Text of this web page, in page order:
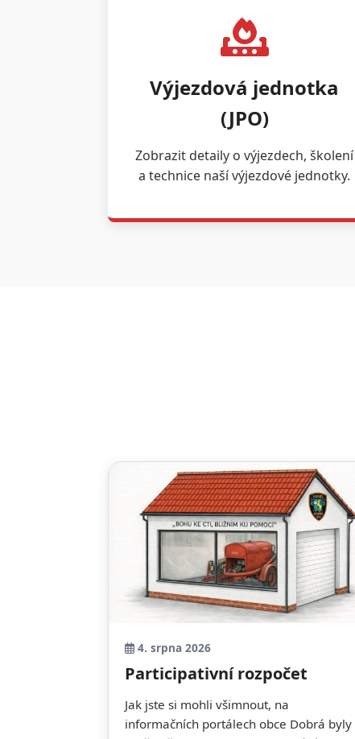
Výjezdová jednotka
(JPO)
Zobrazit detaily o výjezdech, školení
a technice naší výjezdové jednotky.
4. srpna 2026
Participativní rozpočet
Jak jste si mohli všimnout, na
informačních portálech obce Dobrá byly